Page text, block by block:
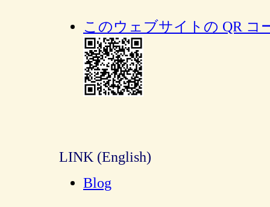
このウェブサイトの QR コ
LINK (English)
Blog